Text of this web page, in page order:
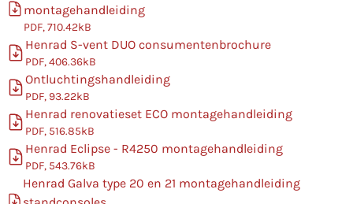
montagehandleiding
PDF, 710.42kB
Henrad S-vent DUO consumentenbrochure
PDF, 406.36kB
Ontluchtingshandleiding
PDF, 93.22kB
Henrad renovatieset ECO montagehandleiding
PDF, 516.85kB
Henrad Eclipse - R4250 montagehandleiding
PDF, 543.76kB
Henrad Galva type 20 en 21 montagehandleiding